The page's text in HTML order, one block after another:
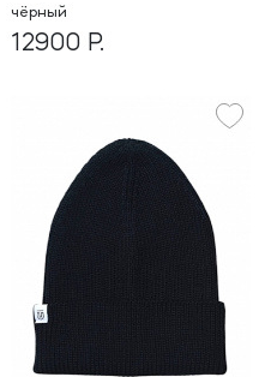
чёрный
12900 Р.